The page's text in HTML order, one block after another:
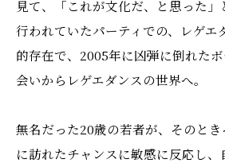
見て、「これが文化だ、と思った
行われていたパーティでの、レゲエ
的存在で、2005年に凶弾に倒れた
会いからレゲエダンスの世界へ。
無名だった20歳の若者が、そのと
に訪れたチャンスに敏感に反応し